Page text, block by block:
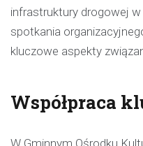
infrastruktury drogowej
spotkania
kluczowe aspekty
Współpraca